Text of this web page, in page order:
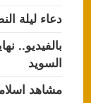
دعاء ليلة
بالفيديو..
السويد
مشاهد